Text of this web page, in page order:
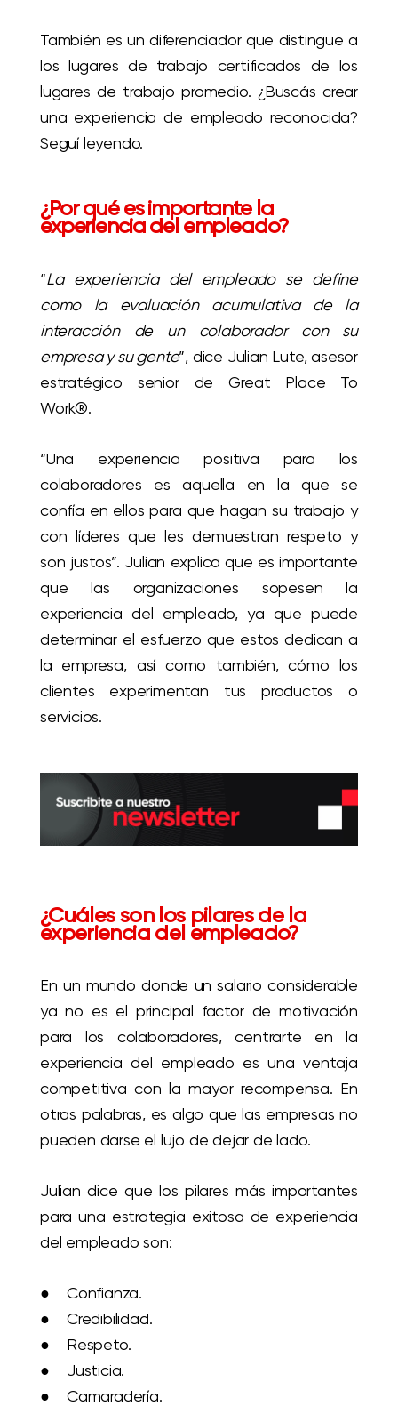
También es un diferenciador que distingue a
los lugares de trabajo certificados de los
lugares de trabajo promedio. ¿Buscás crear
una experiencia de empleado reconocida?
Seguí leyendo.
¿Por qué es importante la
experiencia del empleado?
“La experiencia del empleado se define
como la evaluación acumulativa de la
interacción de un colaborador con su
empresa y su gente”, dice Julian Lute, asesor
estratégico senior de Great Place To
Work®.
“Una experiencia positiva para los
colaboradores es aquella en la que se
confía en ellos para que hagan su trabajo y
con líderes que les demuestran respeto y
son justos”. Julian explica que es importante
que las organizaciones sopesen la
experiencia del empleado, ya que puede
determinar el esfuerzo que estos dedican a
la empresa, así como también, cómo los
clientes experimentan tus productos o
servicios.
¿Cuáles son los pilares de la
experiencia del empleado?
En un mundo donde un salario considerable
ya no es el principal factor de motivación
para los colaboradores, centrarte en la
experiencia del empleado es una ventaja
competitiva con la mayor recompensa. En
otras palabras, es algo que las empresas no
pueden darse el lujo de dejar de lado.
Julian dice que los pilares más importantes
para una estrategia exitosa de experiencia
del empleado son:
● Confianza.
● Credibilidad.
● Respeto.
● Justicia.
● Camaradería.